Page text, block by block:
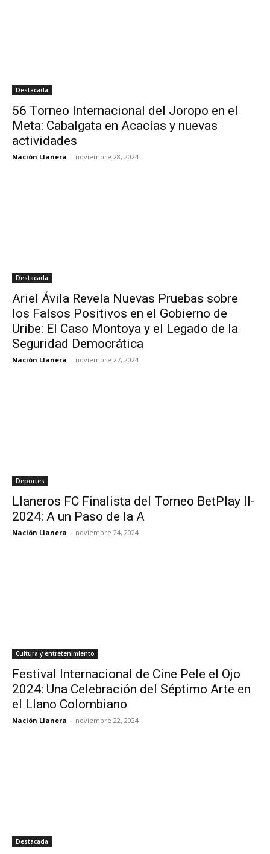
Destacada
56 Torneo Internacional del Joropo en el
Meta: Cabalgata en Acacías y nuevas
actividades
Nación Llanera - noviembre 28, 2024
Destacada
Ariel Ávila Revela Nuevas Pruebas sobre
los Falsos Positivos en el Gobierno de
Uribe: El Caso Montoya y el Legado de la
Seguridad Democrática
Nación Llanera - noviembre 27, 2024
Deportes
Llaneros FC Finalista del Torneo BetPlay II-
2024: A un Paso de la A
Nación Llanera - noviembre 24, 2024
Cultura y entretenimiento
Festival Internacional de Cine Pele el Ojo
2024: Una Celebración del Séptimo Arte en
el Llano Colombiano
Nación Llanera - noviembre 22, 2024
Destacada